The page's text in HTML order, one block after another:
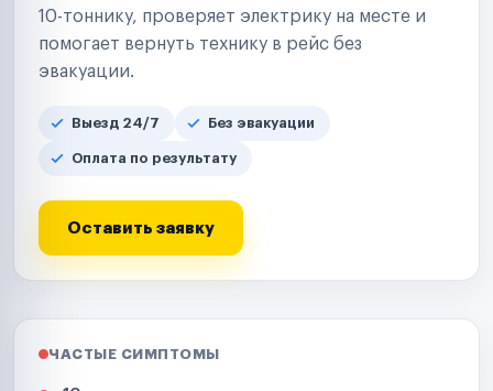
10-тоннику, проверяет электрику на месте и
помогает вернуть технику в рейс без
эвакуации.
Выезд 24/7 Без эвакуации
Оплата по результату
Оставить заявку
ЧАСТЫЕ СИМПТОМЫ